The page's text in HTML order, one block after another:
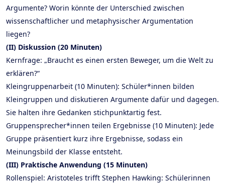
Argumente? Worin könnte der Unterschied zwischen
wissenschaftlicher und metaphysischer Argumentation
liegen?
(II) Diskussion (20 Minuten)
Kernfrage: „Braucht es einen ersten Beweger, um die Welt zu
erklären?“
Kleingruppenarbeit (10 Minuten): Schüler*innen bilden
Kleingruppen und diskutieren Argumente dafür und dagegen.
Sie halten ihre Gedanken stichpunktartig fest.
Gruppensprecher*innen teilen Ergebnisse (10 Minuten): Jede
Gruppe präsentiert kurz ihre Ergebnisse, sodass ein
Meinungsbild der Klasse entsteht.
(III) Praktische Anwendung (15 Minuten)
Rollenspiel: Aristoteles trifft Stephen Hawking: Schülerinnen